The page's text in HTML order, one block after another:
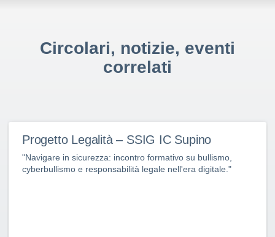
Circolari, notizie, eventi
correlati
Progetto Legalità – SSIG IC Supino
"Navigare in sicurezza: incontro formativo su bullismo,
cyberbullismo e responsabilità legale nell'era digitale."